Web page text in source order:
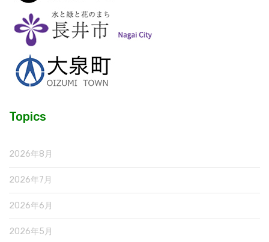
Topics
2026年8月
2026年7月
2026年6月
2026年5月